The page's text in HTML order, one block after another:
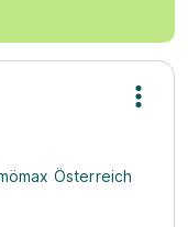
Österreich